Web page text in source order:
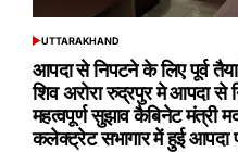
POSTED
UTTARAKHAND
आपदा से निपटने के लिए पूर्व
शिव अरोरा रुद्रपुर मे आपदा
महत्वपूर्ण सुझाव कैबिनेट मंत्री
कलेक्ट्रेट सभागार में हुई आपदा